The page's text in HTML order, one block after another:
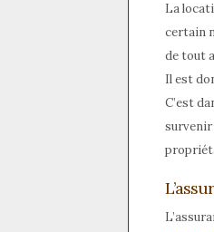
La
certain
de tout
Il est
C’est
survenir